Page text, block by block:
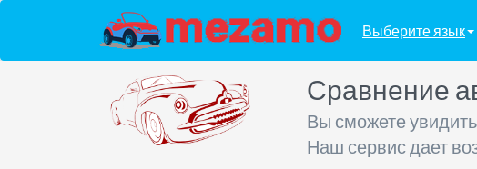
Выберите язык
Сравнение
Вы сможете
Наш сервис дает